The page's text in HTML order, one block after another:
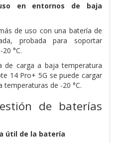
en entornos de baja
de uso con una batería de
probada para soportar
°C.
de carga a baja temperatura
14 Pro+ 5G se puede cargar
temperaturas de -20 °C.
de baterías
útil de la batería